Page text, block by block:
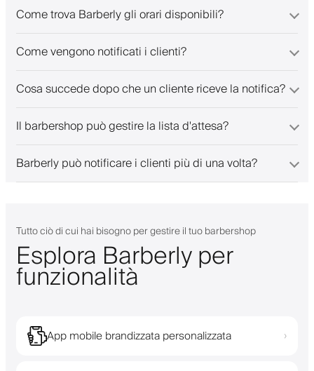
Come trova Barberly gli orari disponibili?
Come vengono notificati i clienti?
Cosa succede dopo che un cliente riceve la notifica?
Il barbershop può gestire la lista d'attesa?
Barberly può notificare i clienti più di una volta?
Tutto ciò di cui hai bisogno per gestire il tuo barbershop
Esplora Barberly per
funzionalità
App mobile brandizzata personalizzata ›